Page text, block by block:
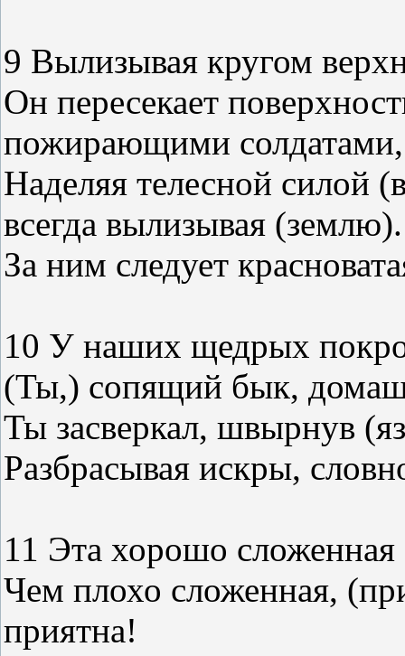
9 Вылизывая кругом
Он пересекает
пожирающими солдатами,
Наделяя телесной силой
всегда вылизывая (землю).
За ним следует
10 У наших щедрых
(Ты,) сопящий бык,
Ты засверкал, швырнув
Разбрасывая искры,
11 Эта хорошо сложенная
Чем плохо сложенная,
приятна!